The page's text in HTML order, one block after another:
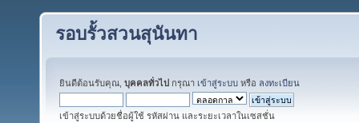
รอบรั้วสวนสุนันทา
ยินดีต้อนรับคุณ, บุคคลทั่วไป กรุณา เข้าสู่ระบบ หรือ ลงทะเบียน
เข้าสู่ระบบด้วยชื่อผู้ใช้ รหัสผ่าน และระยะเวลาในเซสชั่น